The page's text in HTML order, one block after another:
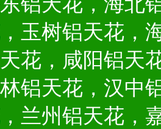
玉树铝天花，
花，咸阳铝天
铝天花，汉中
兰州铝天花，